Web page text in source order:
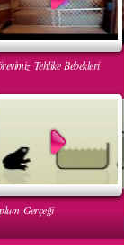
Tehlike Bebekleri
Gerçeği